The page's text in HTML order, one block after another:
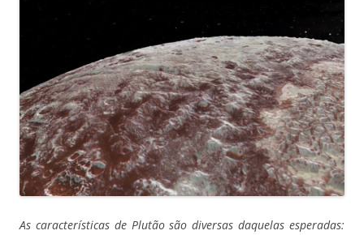
As características de Plutão são diversas daquelas esperadas: